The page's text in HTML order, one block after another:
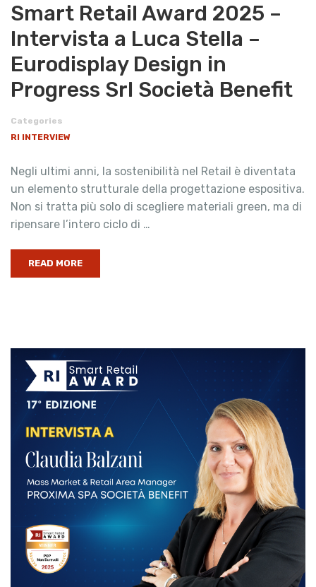
Smart Retail Award 2025 –
Intervista a Luca Stella –
Eurodisplay Design in
Progress Srl Società Benefit
Categories
RI INTERVIEW
Negli ultimi anni, la sostenibilità nel Retail è diventata
un elemento strutturale della progettazione espositiva.
Non si tratta più solo di scegliere materiali green, ma di
ripensare l’intero ciclo di …
READ MORE